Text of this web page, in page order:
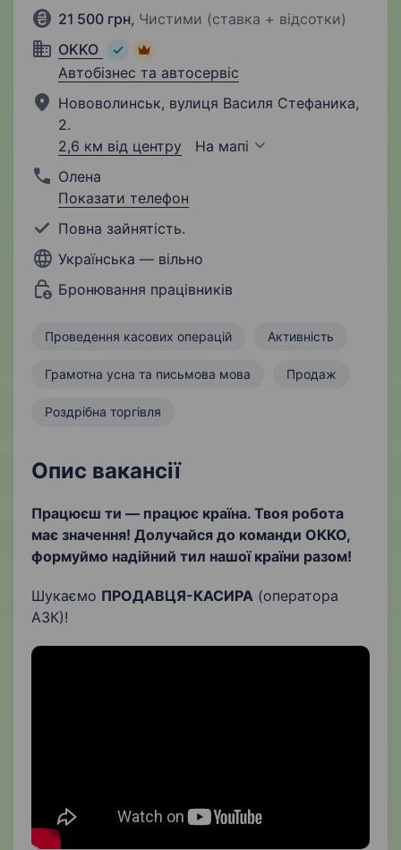
21 500 грн, Чистими (ставка + відсотки)
OKKO
Автобізнес та автосервіс
Нововолинськ, вулиця Василя Стефаника,
2.
2,6 км від центру
На мапі
Олена
Показати телефон
Повна зайнятість.
Українська — вільно
Бронювання працівників
Проведення касових операцій Активність
Грамотна усна та письмова мова Продаж
Роздрібна торгівля
Опис вакансії
Працюєш ти — працює країна. Твоя робота
має значення! Долучайся до команди ОККО,
формуймо надійний тил нашої країни разом!
Шукаємо ПРОДАВЦЯ-КАСИРА (оператора
АЗК)!